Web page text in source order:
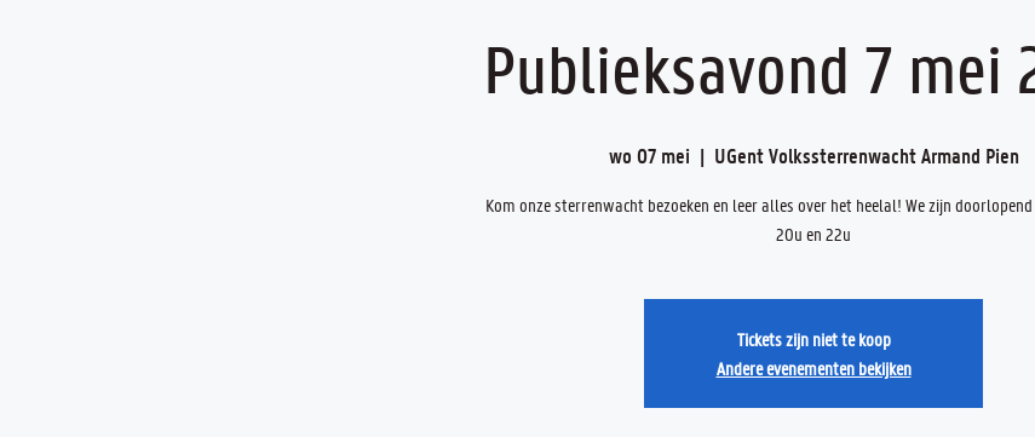
Publieksavond 7 mei
wo 07 mei
  |
UGent Volkssterrenwacht Armand Pien
Kom onze sterrenwacht bezoeken en leer alles over het heelal! We zijn
20u en 22u
Tickets zijn niet te koop
Andere evenementen bekijken